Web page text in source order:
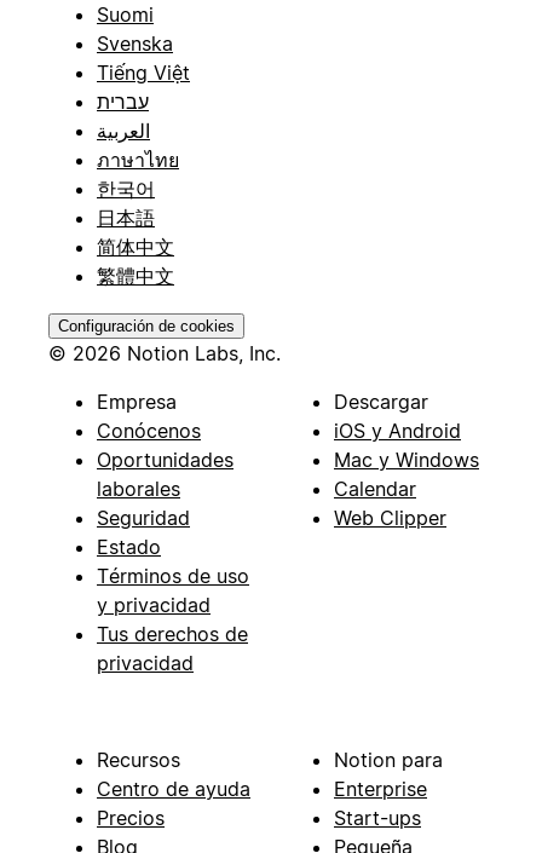
Suomi
Svenska
Tiếng Việt
עברית
العربية
ภาษาไทย
한국어
日本語
简体中文
繁體中文
Configuración de cookies
© 2026 Notion Labs, Inc.
Empresa
Conócenos
Oportunidades
laborales
Seguridad
Estado
Términos de uso
y privacidad
Tus derechos de
privacidad
Descargar
iOS y Android
Mac y Windows
Calendar
Web Clipper
Recursos
Centro de ayuda
Precios
Blog
Notion para
Enterprise
Start-ups
Pequeña